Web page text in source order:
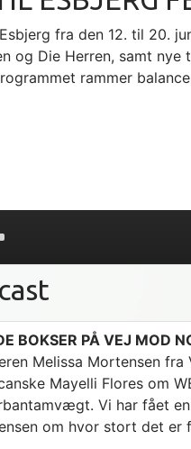
fra den 12. til 20.
og Die Herren, samt nye
rammer
BOKSER PÅ VEJ MOD
Melissa Mortensen
Mayelli Flores om
Vi har fået
om hvor stort det er